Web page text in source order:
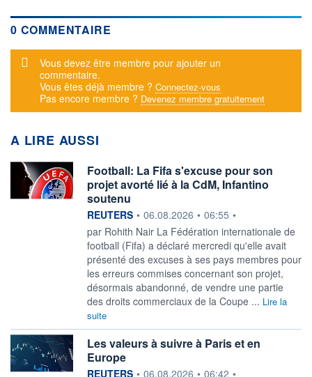
0 COMMENTAIRE
Message d'alerte
Vous devez être membre pour ajouter un
commentaire.
Vous êtes déjà membre ? Connectez-vous
Pas encore membre ? Devenez membre gratuitement
A LIRE AUSSI
Football: La Fifa s'excuse pour son
projet avorté lié à la CdM, Infantino
soutenu
information fournie par
REUTERS • 06.08.2026 • 06:55 •
par Rohith Nair La Fédération internationale de
football (Fifa) a déclaré mercredi qu'elle avait
présenté des excuses à ses ‌pays membres pour
les erreurs commises concernant son projet,
désormais abandonné, de vendre une partie
des droits commerciaux de la Coupe ... Lire la
suite
Les valeurs à suivre à Paris et en
Europe
information fournie par
REUTERS • 06.08.2026 • 06:42 •